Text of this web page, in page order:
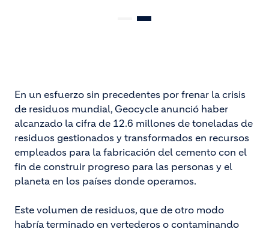
En un esfuerzo sin precedentes por frenar la crisis
de residuos mundial, Geocycle anunció haber
alcanzado la cifra de 12.6 millones de toneladas de
residuos gestionados y transformados en recursos
empleados para la fabricación del cemento con el
fin de construir progreso para las personas y el
planeta en los países donde operamos.
Este volumen de residuos, que de otro modo
habría terminado en vertederos o contaminando